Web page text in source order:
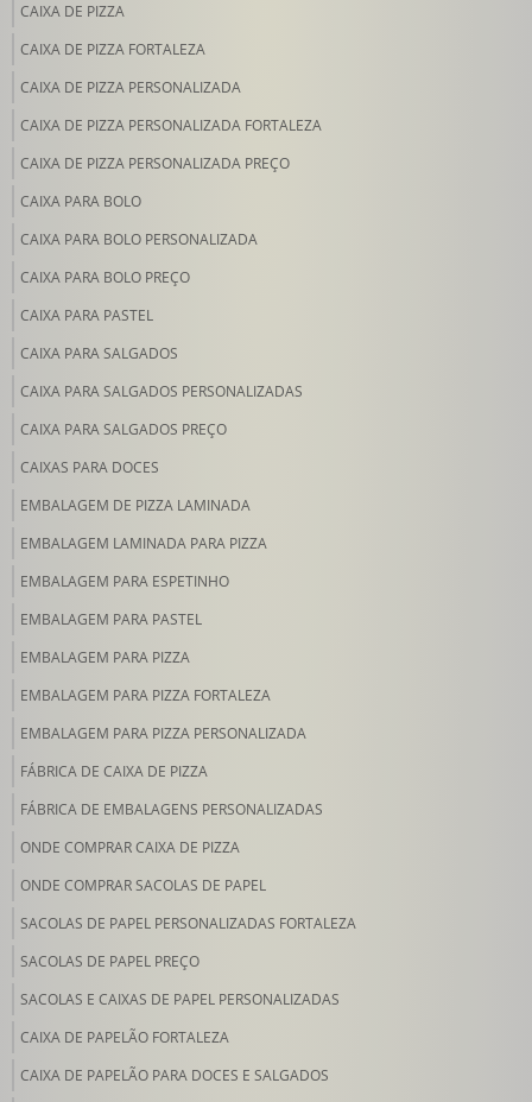
CAIXA DE PIZZA
CAIXA DE PIZZA FORTALEZA
CAIXA DE PIZZA PERSONALIZADA
CAIXA DE PIZZA PERSONALIZADA FORTALEZA
CAIXA DE PIZZA PERSONALIZADA PREÇO
CAIXA PARA BOLO
CAIXA PARA BOLO PERSONALIZADA
CAIXA PARA BOLO PREÇO
CAIXA PARA PASTEL
CAIXA PARA SALGADOS
CAIXA PARA SALGADOS PERSONALIZADAS
CAIXA PARA SALGADOS PREÇO
CAIXAS PARA DOCES
EMBALAGEM DE PIZZA LAMINADA
EMBALAGEM LAMINADA PARA PIZZA
EMBALAGEM PARA ESPETINHO
EMBALAGEM PARA PASTEL
EMBALAGEM PARA PIZZA
EMBALAGEM PARA PIZZA FORTALEZA
EMBALAGEM PARA PIZZA PERSONALIZADA
FÁBRICA DE CAIXA DE PIZZA
FÁBRICA DE EMBALAGENS PERSONALIZADAS
ONDE COMPRAR CAIXA DE PIZZA
ONDE COMPRAR SACOLAS DE PAPEL
SACOLAS DE PAPEL PERSONALIZADAS FORTALEZA
SACOLAS DE PAPEL PREÇO
SACOLAS E CAIXAS DE PAPEL PERSONALIZADAS
CAIXA DE PAPELÃO FORTALEZA
CAIXA DE PAPELÃO PARA DOCES E SALGADOS